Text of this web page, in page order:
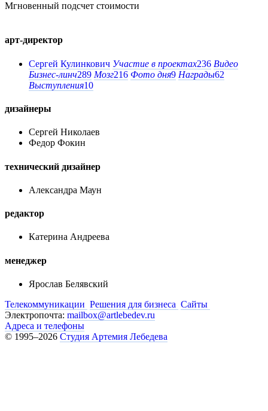
Мгновенный подсчет стоимости
арт-директор
Сергей Кулинкович Участие в проектах236 Видео
Бизнес-линч289 Мозг216 Фото дня9 Награды62
Выступления10
дизайнеры
Сергей Николаев
Федор Фокин
технический дизайнер
Александра Маун
редактор
Катерина Андреева
менеджер
Ярослав Белявский
Телекоммуникации Решения для бизнеса Сайты
Электропочта: mailbox@artlebedev.ru
Адреса и телефоны
© 1995–2026 Студия Артемия Лебедева